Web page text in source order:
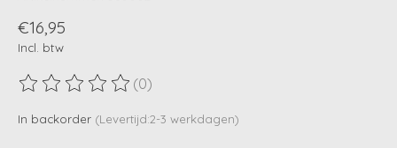
€16,95
Incl. btw
De beoordeling van dit product is
(0)
In backorder (Levertijd:2-3 werkdagen)